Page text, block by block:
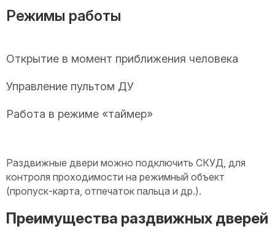
Режимы работы
Открытие в момент приближения человека
Управление пультом ДУ
Работа в режиме «таймер»
Раздвижные двери можно подключить СКУД, для
контроля проходимости на режимный объект
(пропуск-карта, отпечаток пальца и др.).
Преимущества раздвижных дверей